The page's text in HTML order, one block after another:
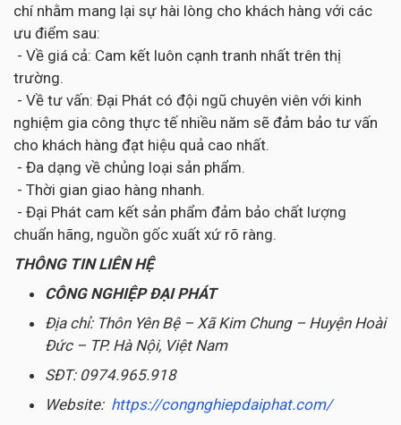
chí nhằm mang lại sự hài lòng cho khách hàng với các
ưu điểm sau:
- Về giá cả: Cam kết luôn cạnh tranh nhất trên thị
trường.
- Về tư vấn: Đại Phát có đội ngũ chuyên viên với kinh
nghiệm gia công thực tế nhiều năm sẽ đảm bảo tư vấn
cho khách hàng đạt hiệu quả cao nhất.
- Đa dạng về chủng loại sản phẩm.
- Thời gian giao hàng nhanh.
- Đại Phát cam kết sản phẩm đảm bảo chất lượng
chuẩn hãng, nguồn gốc xuất xứ rõ ràng.
THÔNG TIN LIÊN HỆ
CÔNG NGHIỆP ĐẠI PHÁT
Địa chỉ: Thôn Yên Bệ – Xã Kim Chung – Huyện Hoài
Đức – TP. Hà Nội, Việt Nam
SĐT: 0974.965.918
Website: https://congnghiepdaiphat.com/